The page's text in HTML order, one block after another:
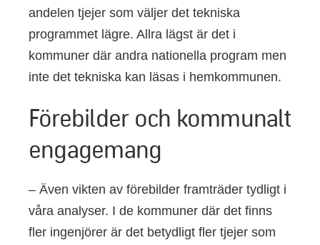
andelen tjejer som väljer det tekniska
programmet lägre. Allra lägst är det i
kommuner där andra nationella program men
inte det tekniska kan läsas i hemkommunen.
Förebilder och kommunalt
engagemang
– Även vikten av förebilder framträder tydligt i
våra analyser. I de kommuner där det finns
fler ingenjörer är det betydligt fler tjejer som